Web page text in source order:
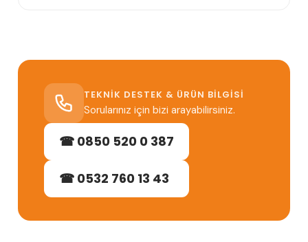
TEKNIK DESTEK & ÜRÜN BILGISI
Sorularınız için bizi arayabilirsiniz.
☎ 0850 520 0 387
☎ 0532 760 13 43